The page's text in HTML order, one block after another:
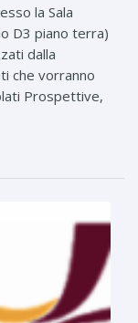
la Sala
D3 piano terra)
dalla
che vorranno
Prospettive,